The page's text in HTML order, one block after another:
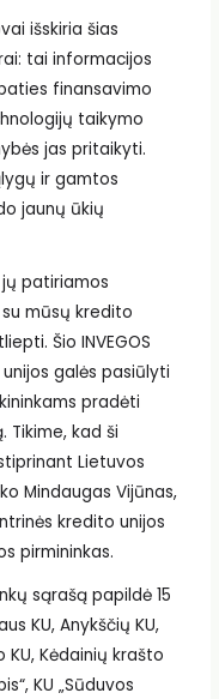
išskiria šias
tai informacijos
finansavimo
taikymo
jas pritaikyti.
ir gamtos
jaunų ūkių
jų patiriamos
mūsų kredito
Šio INVEGOS
galės pasiūlyti
pradėti
Tikime, kad ši
Lietuvos
Mindaugas Vijūnas,
kredito unijos
pirmininkas.
sąrašą papildė 15
KU, Anykščių KU,
KU, Kėdainių krašto
KU „Sūduvos